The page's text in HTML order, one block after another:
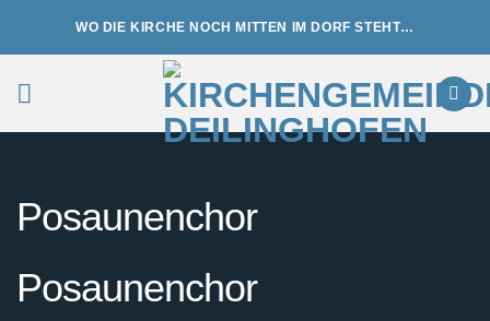
WO DIE KIRCHE NOCH MITTEN IM DORF STEHT…
Posaunenchor
Posaunenchor